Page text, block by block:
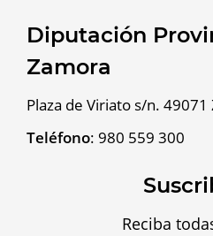
Diputación
Zamora
Plaza de Viriato s/n. 49071
Teléfono: 980 559 300
Reciba